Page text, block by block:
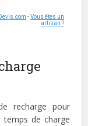
-Vous êtes un
artisan ?
recharge pour
temps de charge